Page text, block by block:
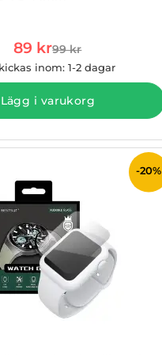
rea pris
89 krtidigare pris
99 kr
inom: 1-2 dagar
Lägg i varukorg
-20%